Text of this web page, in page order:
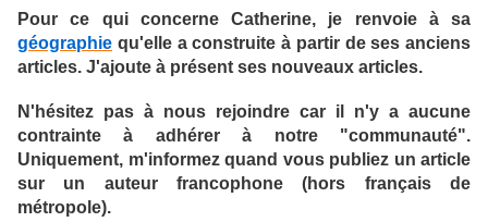
Pour ce qui concerne Catherine, je renvoie à sa
géographie qu'elle a construite à partir de ses anciens
articles. J'ajoute à présent ses nouveaux articles.
N'hésitez pas à nous rejoindre car il n'y a aucune
contrainte à adhérer à notre "communauté".
Uniquement, m'informez quand vous publiez un article
sur un auteur francophone (hors français de
métropole).